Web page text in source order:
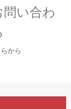
い合わ
から